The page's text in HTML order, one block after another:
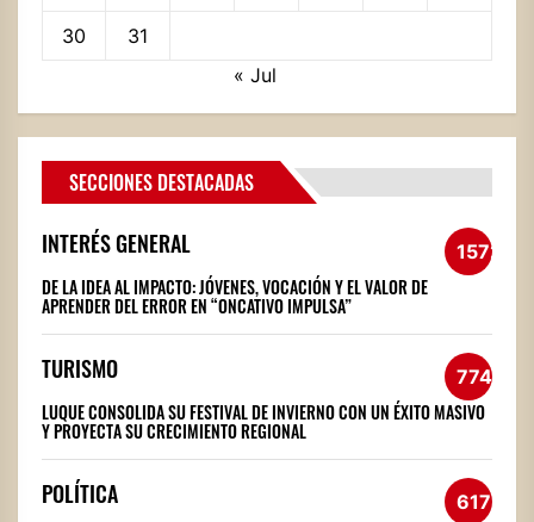
30
31
« Jul
SECCIONES DESTACADAS
INTERÉS GENERAL 1572
DE LA IDEA AL IMPACTO: JÓVENES, VOCACIÓN Y EL VALOR DE
APRENDER DEL ERROR EN “ONCATIVO IMPULSA”
TURISMO 774
LUQUE CONSOLIDA SU FESTIVAL DE INVIERNO CON UN ÉXITO MASIVO
Y PROYECTA SU CRECIMIENTO REGIONAL
POLÍTICA 617